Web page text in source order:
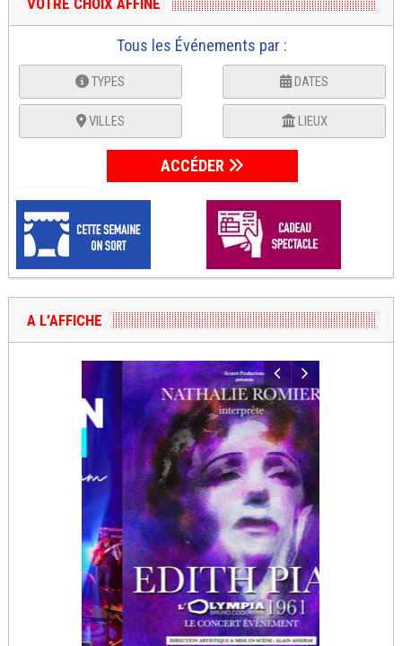
Tous les Événements par :
TYPES DATES
VILLES LIEUX
ACCÉDER
A L’AFFICHE